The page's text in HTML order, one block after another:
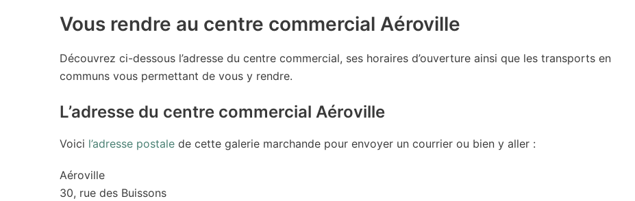
Vous rendre au centre commercial Aéroville
Découvrez ci-dessous l’adresse du centre commercial, ses horaires d’ouverture ainsi que les transports en
communs vous permettant de vous y rendre.
L’adresse du centre commercial Aéroville
Voici l’adresse postale de cette galerie marchande pour envoyer un courrier ou bien y aller :
Aéroville
30, rue des Buissons